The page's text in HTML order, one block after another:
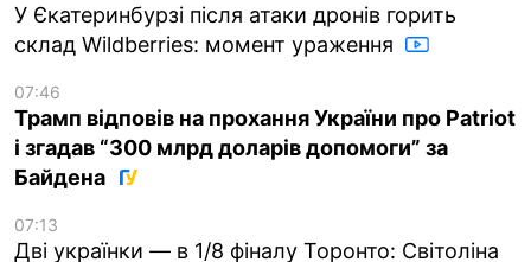
У Єкатеринбурзі після атаки дронів горить
склад Wildberries: момент ураження
07:46
Трамп відповів на прохання України про Patriot
і згадав “300 млрд доларів допомоги” за
Байдена
07:13
Дві українки — в 1/8 фіналу Торонто: Світоліна